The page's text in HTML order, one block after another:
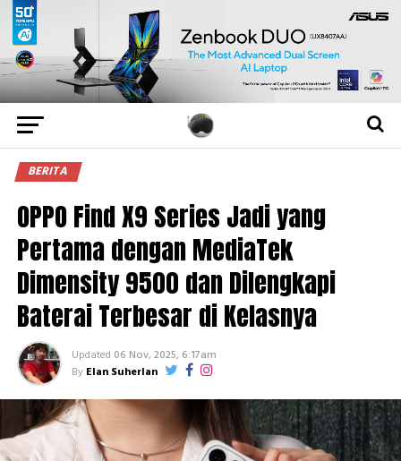
BERITA
OPPO Find X9 Series Jadi yang
Pertama dengan MediaTek
Dimensity 9500 dan Dilengkapi
Baterai Terbesar di Kelasnya
Updated 06 Nov, 2025, 6:17am
By Elan Suherlan